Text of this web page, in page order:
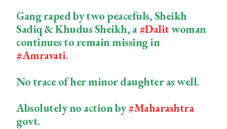
Gang raped by two peacefuls, Sheikh
Sadiq & Khudus Sheikh, a#Dalitwoman
continues to remain missing in
#Amravati.
No trace of her minor daughter as well.
Absolutely no action by#Maharashtra
govt.